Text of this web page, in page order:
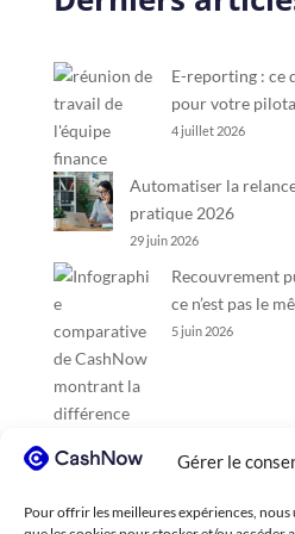
Gérer le
Pour offrir les meilleures expériences,
E-reporting : ce
pour votre
4 juillet 2026
Automatiser la
pratique 2026
29 juin 2026
Recouvrement
ce n’est pas le
5 juin 2026